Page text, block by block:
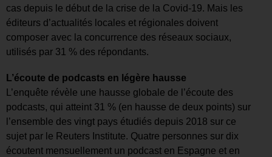
cas depuis le début de la crise de la Covid-19. Mais les
éditeurs d’actualités locales et régionales doivent
composer avec la concurrence des réseaux sociaux,
utilisés par 31 % des répondants.
L’écoute de podcasts en légère hausse
L’enquête révèle une hausse globale de l’écoute des
podcasts, qui atteint 31 % (en hausse de deux points) sur
l’ensemble des vingt pays étudiés depuis 2018 sur ce
sujet par le Reuters Institute. Quatre personnes sur dix
écoutent mensuellement un podcast en Espagne et en